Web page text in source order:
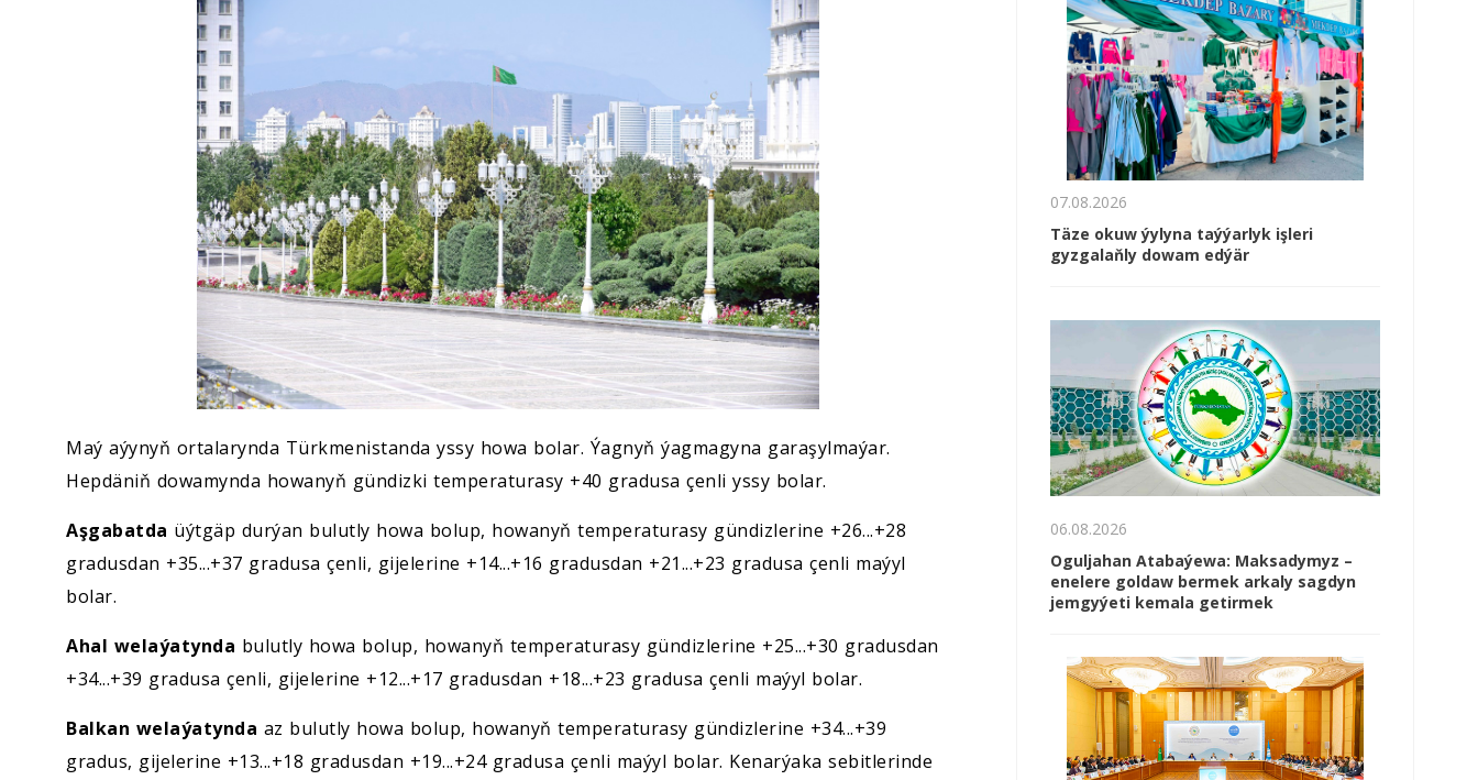
Medeniýet
Ylym
Sport
Maý aýynyň ortalarynda Türkmenistanda yssy howa bolar. Ýagnyň ýagmagyna garaşylmaýar.
Hepdäniň dowamynda howanyň gündizki temperaturasy +40 gradusa çenli yssy bolar.
Aşgabatda üýtgäp durýan bulutly howa bolup, howanyň temperaturasy gündizlerine +26...+28
gradusdan +35...+37 gradusa çenli, gijelerine +14...+16 gradusdan +21...+23 gradusa çenli maýyl
bolar.
Ahal welaýatynda bulutly howa bolup, howanyň temperaturasy gündizlerine +25...+30 gradusdan
+34...+39 gradusa çenli, gijelerine +12...+17 gradusdan +18...+23 gradusa çenli maýyl bolar.
Balkan welaýatynda az bulutly howa bolup, howanyň temperaturasy gündizlerine +34...+39
gradus, gijelerine +13...+18 gradusdan +19...+24 gradusa çenli maýyl bolar. Kenarýaka sebitlerinde
07.08.2026
Täze okuw ýylyna taýýarlyk işleri
gyzgalaňly dowam edýär
06.08.2026
Oguljahan Atabaýewa: Maksadymyz –
enelere goldaw bermek arkaly sagdyn
jemgyýeti kemala getirmek